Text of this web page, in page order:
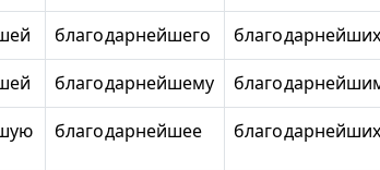
благодарнейшего
благодарнейших
благодарнейшему
благодарнейшее благодарнейших